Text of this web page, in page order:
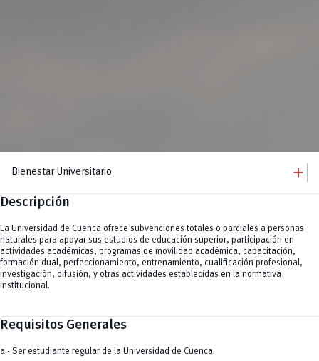
Bienestar Universitario add
Bienestar Universitario
add
Equipo
Becas
add
Becas por condición socioeconómica y para estudiantes con discapacidad
Becas por mérito deportivo
Becas por mérito cultural y artístico
Becas por excelencia académica.
Becas para actividades académicas
Ayudas económicas
La U te Cuida
add
Comisión Piscopedagógica
Prevención
Servicios
add
Atención psicológica y psicopedagógica
Atención de Trabajo Social
Seguro estudiantil
Defensoría estudiantil
remove
Bolsa de Vivienda
remove
Clubes
Eventos
vertical_align_bottom
Descripción
La Universidad de Cuenca ofrece subvenciones totales o parciales a personas
naturales para apoyar sus estudios de educación superior, participación en
actividades académicas, programas de movilidad académica, capacitación,
formación dual, perfeccionamiento, entrenamiento, cualificación profesional,
investigación, difusión, y otras actividades establecidas en la normativa
institucional.
Requisitos Generales
a.- Ser estudiante regular de la Universidad de Cuenca.